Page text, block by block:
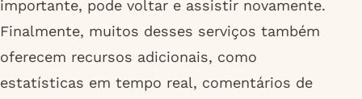
importante, pode voltar e assistir novamente.
Finalmente, muitos desses serviços também
oferecem recursos adicionais, como
estatísticas em tempo real, comentários de